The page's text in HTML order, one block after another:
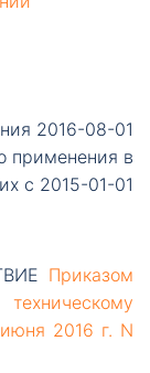
2016-08-01
применения в
с 2015-01-01
Приказом
2016 г. N